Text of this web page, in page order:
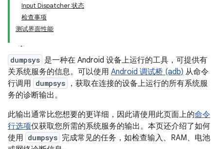
Input Dispatcher 状态
检查事项
测试界面性能
dumpsys 是一种在 Android 设备上运行的工具，可提供有
关系统服务的信息。可以使用 Android 调试桥 (adb) 从命令
行调用 dumpsys
，获取在连接的设备上运行的所有系统服
务的诊断输出。
此输出通常比您想要的更详细，因此请使用此页面上的命令
行选项仅获取您所需的系统服务的输出。本页还介绍了如何
使用 dumpsys 完成常见的任务，如检查输入、RAM、电池